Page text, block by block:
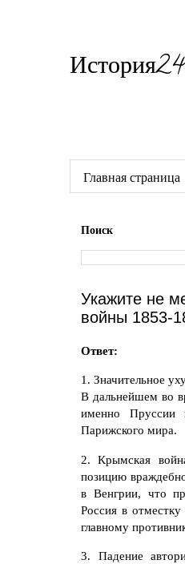
История24
Главная страница
Поиск
Укажите не
войны 1853-
Ответ:
1. Значительное
В дальнейшем во
именно Пруссии
Парижского мира.
2. Крымская
позицию
в Венгрии, что
Россия в
главному
3. Падение